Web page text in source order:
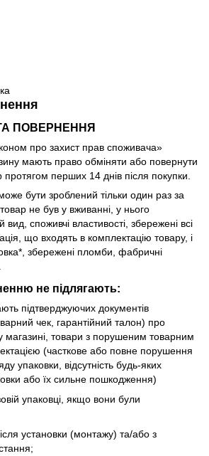
ПОВЕРНЕННЯ
про захист прав споживача»
мають право обміняти або повернути
протягом перших 14 днів після покупки.
бути зроблений тільки один раз за
не був у вживанні, у нього
споживчі властивості, збережені всі
що входять в комплектацію товару, і
збережені пломби, фабричні
не підлягають:
підтверджуючих документів
чек, гарантійний талон) про
магазині, товари з порушеним товарним
(часткове або повне порушення
упаковки, відсутність будь-яких
або їх сильне пошкодження)
упаковці, якщо вони були
установки (монтажу) та/або з